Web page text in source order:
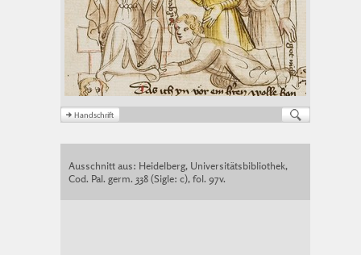
Ausschnitt aus: Heidelberg, Universitätsbibliothek,
Cod. Pal. germ. 338 (Sigle: c), fol. 97v.